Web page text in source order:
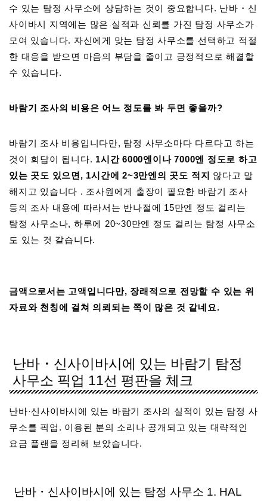
수 있는 탐정 사무소에 상담하는 것이 중요합니다. 난바・신
사이바시 지역에는 많은 실적과 신뢰를 가진 탐정 사무소가
모여 있습니다. 자신에게 맞는 탐정 사무소를 선택하고 적절
한 대응을 받으면 마음의 부담을 줄이고 긍정적으로 해결할
수 있습니다.
바람기 조사의 비용은 어느 정도를 봐 두면 좋을까?
바람기 조사 비용입니다만, 탐정 사무소마다 다르다고 하는
것이 회답이 됩니다. 1시간 6000엔이나 7000엔 정도로 하고
있는 곳도 있으면, 1시간에 2~3만엔의 곳도 적지 않다고 말
해지고 있습니다 . 조사원에게 출장이 필요한 바람기 조사
등의 조사 내용에 따라서는 반나절에 15만엔 정도 걸리는
탐정 사무소나, 하루에 20~30만엔 정도 걸리는 탐정 사무소
도 있는 것 같습니다.
금액으로서는 고액입니다만, 장래적으로 전망할 수 있는 위
자료와 천칭에 걸쳐 의뢰되는 쪽이 많은 것 같네요.
난바・신사이바시에 있는 바람기 탐정
사무소 픽업 11선 평판을 체크
난바·신사이바시에 있는 바람기 조사의 실적이 있는 탐정 사
무소를 픽업. 이용된 분의 소리나 공개되고 있는 대략적인
요금 플랜을 정리해 보았습니다.
난바・신사이바시에 있는 탐정 사무소 1. HAL